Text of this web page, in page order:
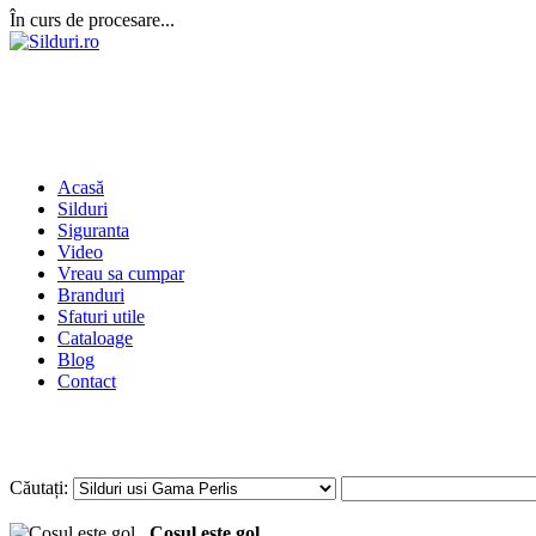
În curs de procesare...
Acasă
Silduri
Siguranta
Video
Vreau sa cumpar
Branduri
Sfaturi utile
Cataloage
Blog
Contact
Căutați: